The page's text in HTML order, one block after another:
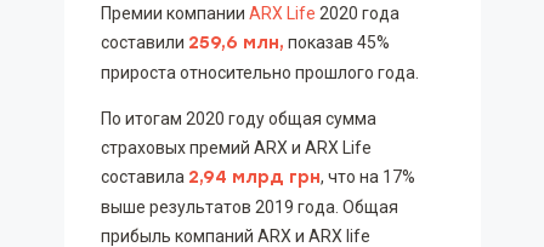
Премии компании ARX Life 2020 года
составили 259,6 млн, показав 45%
прироста относительно прошлого года.
По итогам 2020 году общая сумма
страховых премий ARX и ARX Life
составила 2,94 млрд грн, что на 17%
выше результатов 2019 года. Общая
прибыль компаний ARX и ARX life